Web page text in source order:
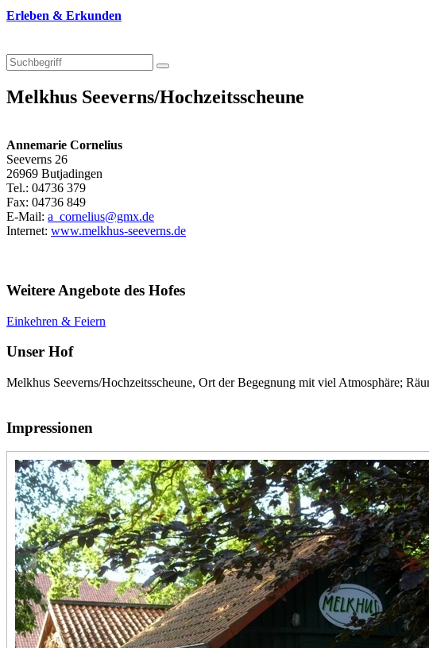
Erleben & Erkunden
Melkhus Seeverns/Hochzeitsscheune
Annemarie Cornelius
Seeverns 26
26969 Butjadingen
Tel.: 04736 379
Fax: 04736 849
E-Mail: a_cornelius@gmx.de
Internet: www.melkhus-seeverns.de
Weitere Angebote des Hofes
Einkehren & Feiern
Unser Hof
Melkhus Seeverns/Hochzeitsscheune, Ort der Begegnung mit viel Atmosphäre;
Impressionen